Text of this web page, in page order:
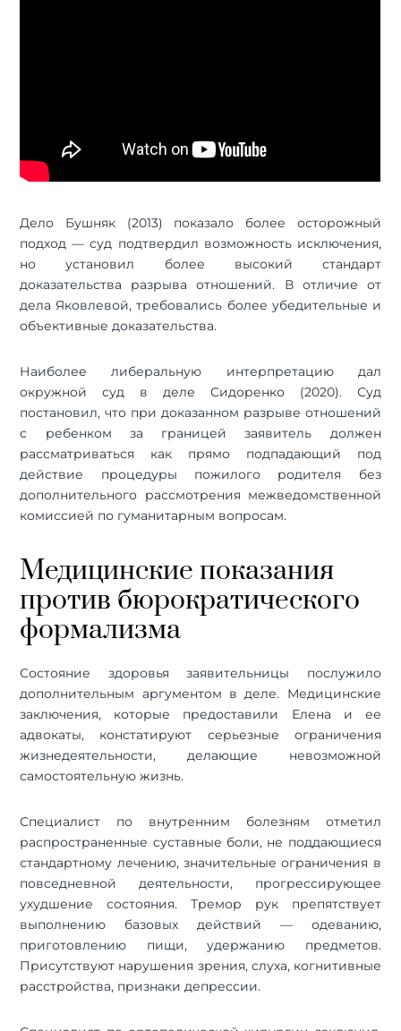
Дело Бушняк (2013) показало более осторожный
подход — суд подтвердил возможность исключения,
но установил более высокий стандарт
доказательства разрыва отношений. В отличие от
дела Яковлевой, требовались более убедительные и
объективные доказательства.
Наиболее либеральную интерпретацию дал
окружной суд в деле Сидоренко (2020). Суд
постановил, что при доказанном разрыве отношений
с ребенком за границей заявитель должен
рассматриваться как прямо подпадающий под
действие процедуры пожилого родителя без
дополнительного рассмотрения межведомственной
комиссией по гуманитарным вопросам.
Медицинские показания
против бюрократического
формализма
Состояние здоровья заявительницы послужило
дополнительным аргументом в деле. Медицинские
заключения, которые предоставили Елена и ее
адвокаты, констатируют серьезные ограничения
жизнедеятельности, делающие невозможной
самостоятельную жизнь.
Специалист по внутренним болезням отметил
распространенные суставные боли, не поддающиеся
стандартному лечению, значительные ограничения в
повседневной деятельности, прогрессирующее
ухудшение состояния. Тремор рук препятствует
выполнению базовых действий — одеванию,
приготовлению пищи, удержанию предметов.
Присутствуют нарушения зрения, слуха, когнитивные
расстройства, признаки депрессии.